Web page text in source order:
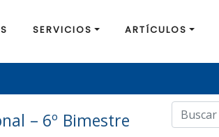
SERVICIOS ARTÍCULOS
– 6º Bimestre